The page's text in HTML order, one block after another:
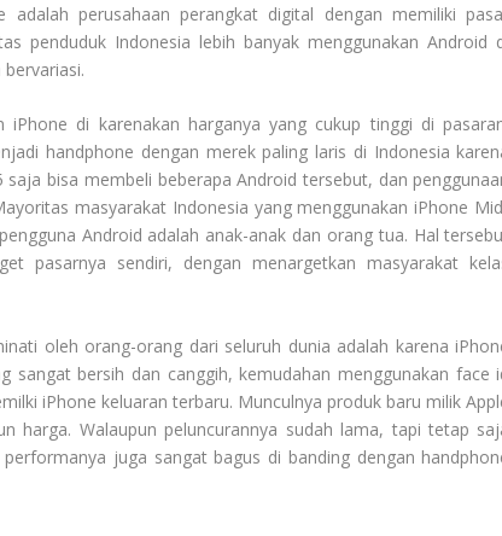
perusahaan perangkat digital dengan memiliki
penduduk Indonesia lebih banyak menggunakan Android
di karenakan harganya yang cukup tinggi di
handphone dengan merek paling laris di Indonesia
bisa membeli beberapa Android tersebut, dan
masyarakat Indonesia yang menggunakan iPhone
Android adalah anak-anak dan orang tua. Hal
pasarnya sendiri, dengan menargetkan masyarakat
oleh orang-orang dari seluruh dunia adalah karena
sangat bersih dan canggih, kemudahan menggunakan face
iPhone keluaran terbaru. Munculnya produk baru milik
harga. Walaupun peluncurannya sudah lama, tapi tetap
juga sangat bagus di banding dengan